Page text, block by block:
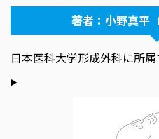
著者：小野真平
日本医科大学形成外科に所属